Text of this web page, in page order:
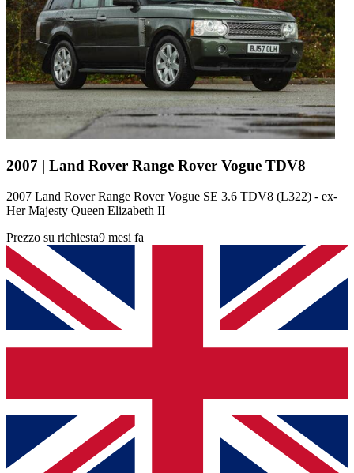
2007 | Land Rover Range Rover Vogue TDV8
2007 Land Rover Range Rover Vogue SE 3.6 TDV8 (L322) - ex-
Her Majesty Queen Elizabeth II
Prezzo su richiesta9 mesi fa